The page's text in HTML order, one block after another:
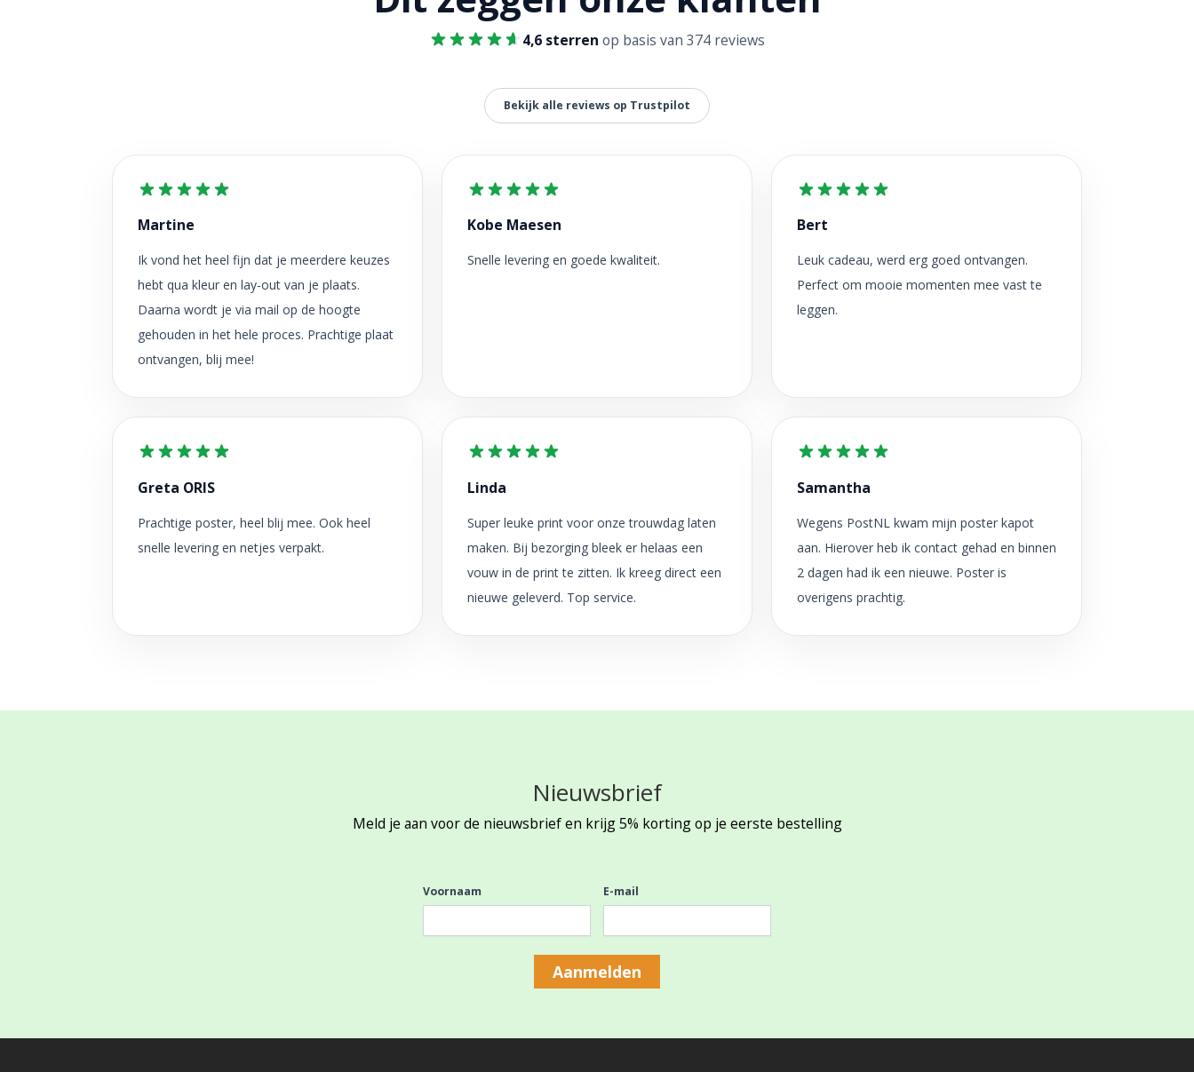
4,6 sterren op basis van 374 reviews
Bekijk alle reviews op Trustpilot
Martine
Ik vond het heel fijn dat je meerdere keuzes
hebt qua kleur en lay-out van je plaats.
Daarna wordt je via mail op de hoogte
gehouden in het hele proces. Prachtige plaat
ontvangen, blij mee!
Kobe Maesen
Snelle levering en goede kwaliteit.
Bert
Leuk cadeau, werd erg goed ontvangen.
Perfect om mooie momenten mee vast te
leggen.
Greta ORIS
Prachtige poster, heel blij mee. Ook heel
snelle levering en netjes verpakt.
Linda
Super leuke print voor onze trouwdag laten
maken. Bij bezorging bleek er helaas een
vouw in de print te zitten. Ik kreeg direct een
nieuwe geleverd. Top service.
Samantha
Wegens PostNL kwam mijn poster kapot
aan. Hierover heb ik contact gehad en binnen
2 dagen had ik een nieuwe. Poster is
overigens prachtig.
Nieuwsbrief
Meld je aan voor de nieuwsbrief en krijg 5% korting op je eerste bestelling
Voornaam E-mail
Aanmelden